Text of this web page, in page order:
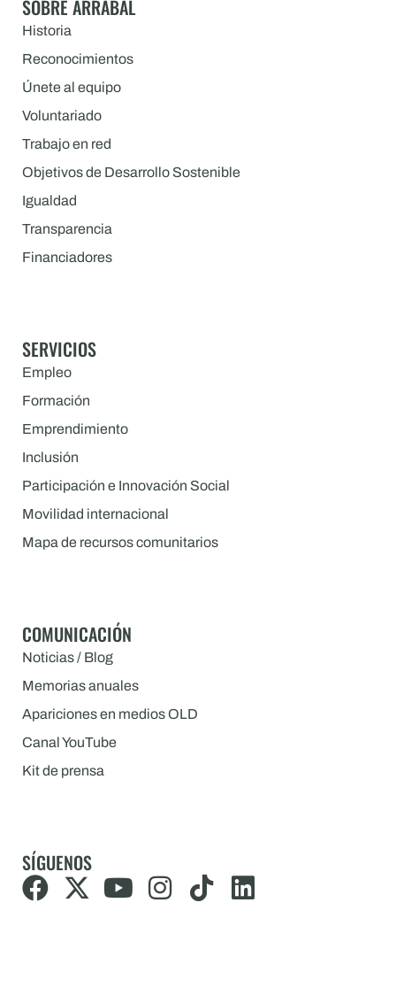
SOBRE ARRABAL
Historia
Reconocimientos
Únete al equipo
Voluntariado
Trabajo en red
Objetivos de Desarrollo Sostenible
Igualdad
Transparencia
Financiadores
SERVICIOS
Empleo
Formación
Emprendimiento
Inclusión
Participación e Innovación Social
Movilidad internacional
Mapa de recursos comunitarios
COMUNICACIÓN
Noticias / Blog
Memorias anuales
Apariciones en medios OLD
Canal YouTube
Kit de prensa
SÍGUENOS
F
a
X Y I T
i
L